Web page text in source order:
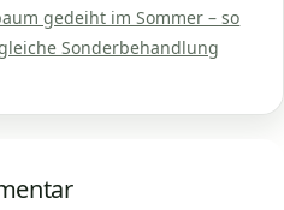
gedeiht im Sommer – so
Sonderbehandlung